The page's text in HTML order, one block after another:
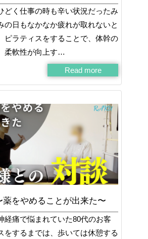
どく仕事の時も辛い状況だったみ
の日もなかなか疲れが取れないと
ピラティスをすることで、体幹の
柔軟性が向上す…
Read more
薬をやめることが出来た〜
経痛で悩まれていた80代のお客
をするまでは、歩いては休憩する